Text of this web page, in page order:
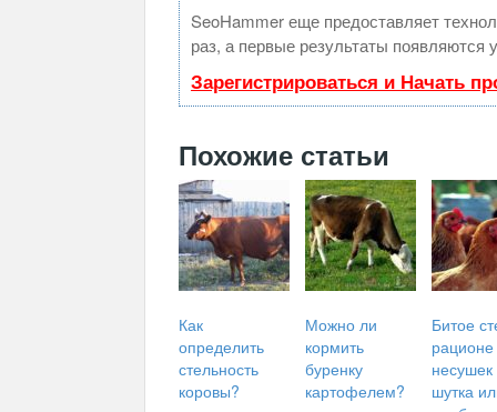
SeoHammer еще предоставляет
раз, а первые результаты появляются
Зарегистрироваться и Начать
Похожие статьи
Как
определить
стельность
коровы?
Можно ли
кормить
буренку
картофелем?
Битое
рационе
несушек
шутка